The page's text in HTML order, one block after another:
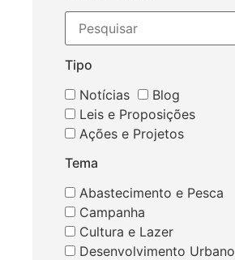
Tipo
Notícias
Blog
Leis e Proposições
Ações e Projetos
Tema
Abastecimento e Pesca
Campanha
Cultura e Lazer
Desenvolvimento Urbano